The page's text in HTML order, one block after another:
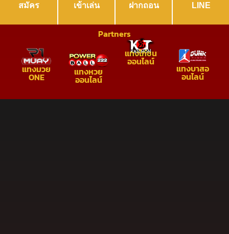
สมัคร เข้าเล่น ฝากถอน LINE
Partners
แทงมวย
ONE แทงหวย
ออนไลน์
แทงไก่ชน
ออนไลน์
แทงบาสอ
อนไลน์